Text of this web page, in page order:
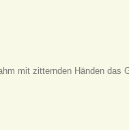
mit zitternden Händen das